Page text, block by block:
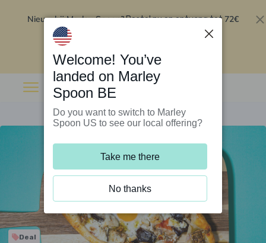
Nieuw bij Marley Spoon?Bestel nu en ontvang tot 72€
Deal
Welcome! You’ve
landed on Marley
Spoon BE
Do you want to switch to Marley
Spoon US to see our local offering?
Take me there
No thanks